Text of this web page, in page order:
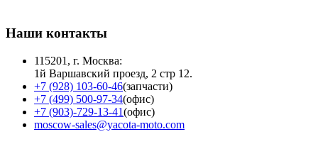
Наши контакты
115201, г. Москва:
1й Варшавский проезд, 2 стр 12.
+7 (928) 103-60-46(запчасти)
+7 (499) 500-97-34(офис)
+7 (903)-729-13-41(офис)
moscow-sales@yacota-moto.com